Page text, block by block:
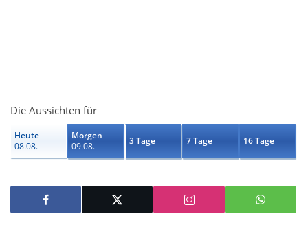
Die Aussichten für
Heute
08.08.
Morgen
09.08.
3 Tage 7 Tage 16 Tage